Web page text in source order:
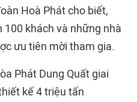
Hoà Phát cho biết,
100 khách và những nhà
ưu tiên mời tham gia.
Phát Dung Quất giai
kế 4 triệu tấn